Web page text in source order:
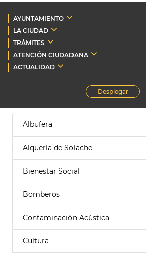
AYUNTAMIENTO
LA CIUDAD
TRÁMITES
ATENCIÓN CIUDADANA
ACTUALIDAD
Desplegar
Albufera
Alquería de Solache
Bienestar Social
Bomberos
Contaminación Acústica
Cultura